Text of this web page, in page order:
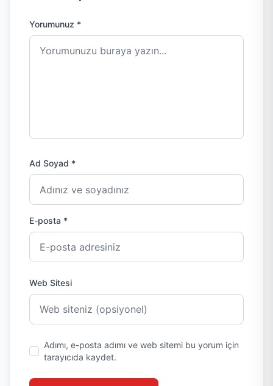
Yorumunuz *
Ad Soyad *
E-posta *
Web Sitesi
Adımı, e-posta adımı ve web sitemi bu yorum için
tarayıcıda kaydet.